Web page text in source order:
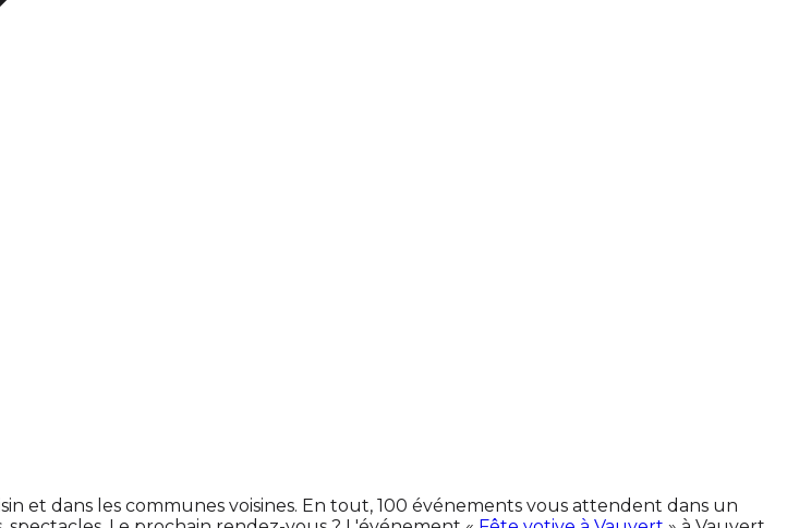
et dans les communes voisines. En tout, 100 événements vous attendent dans un